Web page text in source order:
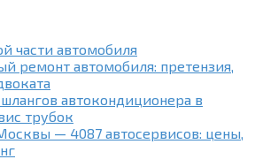
части автомобиля
ремонт автомобиля: претензия,
автокондиционера в
трубок
— 4087 автосервисов: цены,